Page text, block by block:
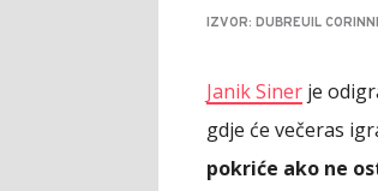
IZVOR: DUBREUIL
Janik Siner je
gdje će večeras
pokriće ako ne